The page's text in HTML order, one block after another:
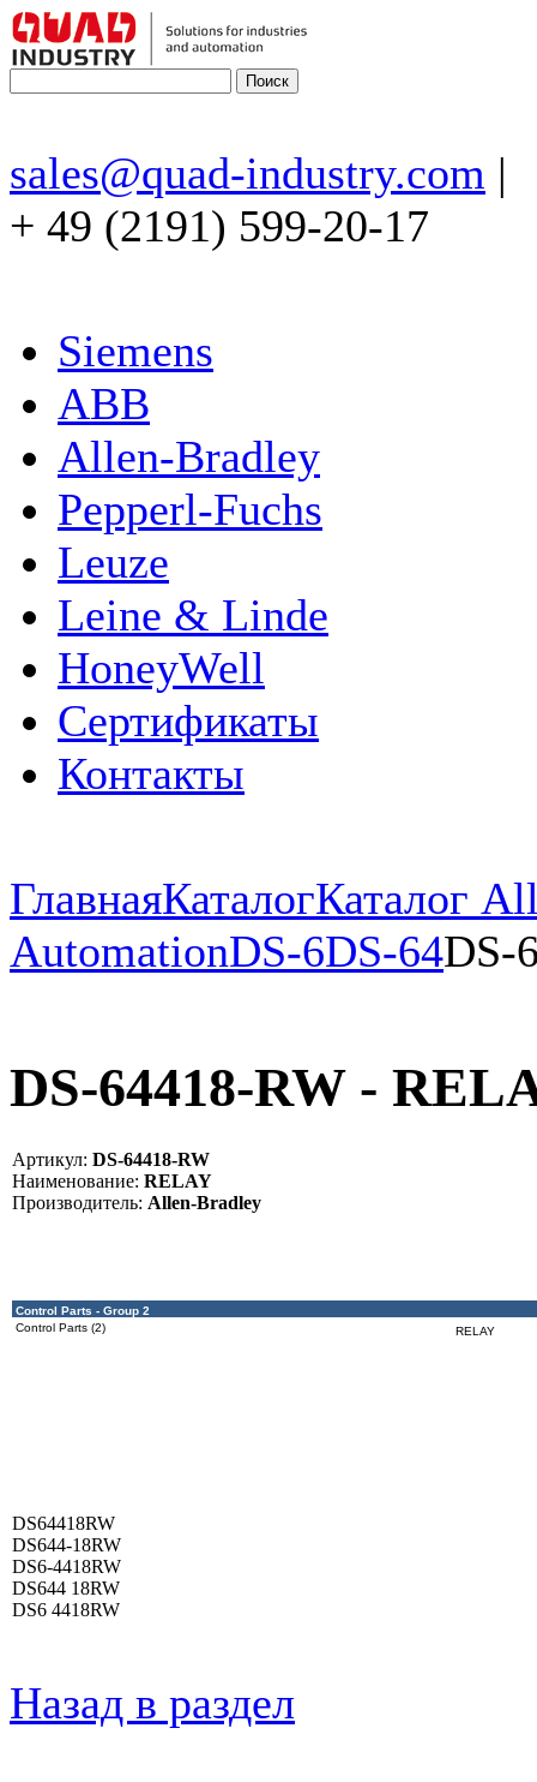
sales@quad-industry.com |
+ 49 (2191) 599-20-17
Siemens
ABB
Allen-Bradley
Pepperl-Fuchs
Leuze
Leine & Linde
HoneyWell
Сертификаты
Контакты
ГлавнаяКаталогКаталог
AutomationDS-6DS-64DS-
DS-64418-RW -
Артикул: DS-64418-RW
Наименование: RELAY
Производитель: Allen-Bradley
Control Parts - Group 2
Control Parts (2)
RELAY
DS64418RW
DS644-18RW
DS6-4418RW
DS644 18RW
DS6 4418RW
Назад в раздел